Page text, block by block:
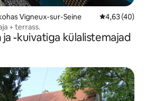
Vigneux-sur-Seine Keskmine
4,63 (40)
+ terrass.
ja -kuivatiga külalistemajad